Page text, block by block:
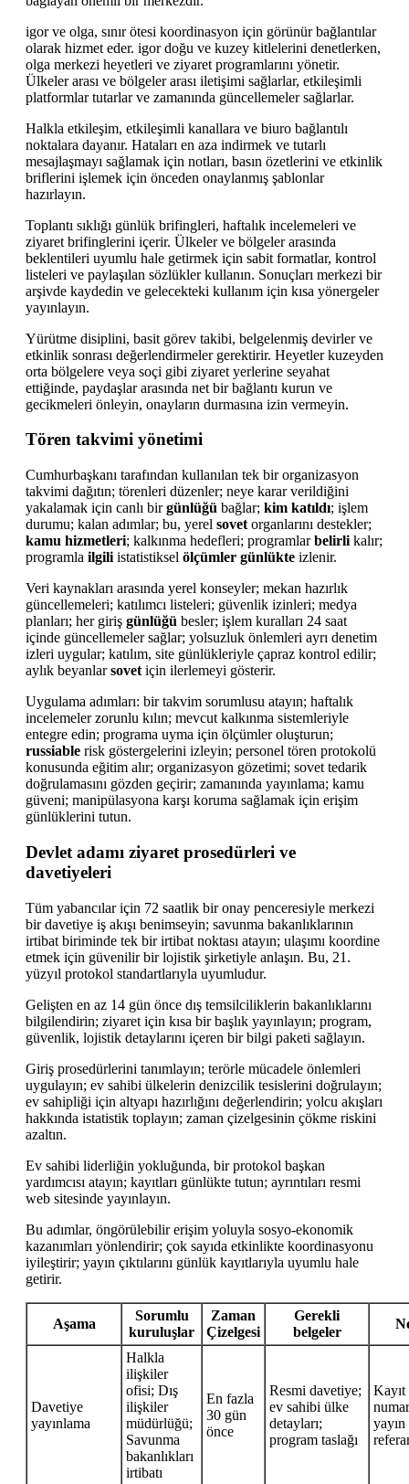
igor ve olga, sınır ötesi koordinasyon için görünür bağlantılar
olarak hizmet eder. igor doğu ve kuzey kitlelerini denetlerken,
olga merkezi heyetleri ve ziyaret programlarını yönetir.
Ülkeler arası ve bölgeler arası iletişimi sağlarlar, etkileşimli
platformlar tutarlar ve zamanında güncellemeler sağlarlar.
Halkla etkileşim, etkileşimli kanallara ve biuro bağlantılı
noktalara dayanır. Hataları en aza indirmek ve tutarlı
mesajlaşmayı sağlamak için notları, basın özetlerini ve etkinlik
briflerini işlemek için önceden onaylanmış şablonlar
hazırlayın.
Toplantı sıklığı günlük brifingleri, haftalık incelemeleri ve
ziyaret brifinglerini içerir. Ülkeler ve bölgeler arasında
beklentileri uyumlu hale getirmek için sabit formatlar, kontrol
listeleri ve paylaşılan sözlükler kullanın. Sonuçları merkezi bir
arşivde kaydedin ve gelecekteki kullanım için kısa yönergeler
yayınlayın.
Yürütme disiplini, basit görev takibi, belgelenmiş devirler ve
etkinlik sonrası değerlendirmeler gerektirir. Heyetler kuzeyden
orta bölgelere veya soçi gibi ziyaret yerlerine seyahat
ettiğinde, paydaşlar arasında net bir bağlantı kurun ve
gecikmeleri önleyin, onayların durmasına izin vermeyin.
Tören takvimi yönetimi
Cumhurbaşkanı tarafından kullanılan tek bir organizasyon
takvimi dağıtın; törenleri düzenler; neye karar verildiğini
yakalamak için canlı birgünlüğü bağlar; kim katıldı; işlem
durumu; kalan adımlar; bu, yerel sovet organlarını destekler;
kamu hizmetleri; kalkınma hedefleri; programlarbelirli kalır;
programla ilgili istatistiksel ölçümler günlükte izlenir.
Veri kaynakları arasında yerel konseyler; mekan hazırlık
güncellemeleri; katılımcı listeleri; güvenlik izinleri; medya
planları; her giriş günlüğü besler; işlem kuralları 24 saat
içinde güncellemeler sağlar; yolsuzluk önlemleri ayrı denetim
izleri uygular; katılım, site günlükleriyle çapraz kontrol edilir;
aylık beyanlarsovet için ilerlemeyi gösterir.
Uygulama adımları: bir takvim sorumlusu atayın; haftalık
incelemeler zorunlu kılın; mevcut kalkınma sistemleriyle
entegre edin; programa uyma için ölçümler oluşturun;
russiable risk göstergelerini izleyin; personel tören protokolü
konusunda eğitim alır; organizasyon gözetimi; sovet tedarik
doğrulamasını gözden geçirir; zamanında yayınlama; kamu
güveni; manipülasyona karşı koruma sağlamak için erişim
günlüklerini tutun.
Devlet adamı ziyaret prosedürleri ve
davetiyeleri
Tüm yabancılar için 72 saatlik bir onay penceresiyle merkezi
bir davetiye iş akışı benimseyin; savunma bakanlıklarının
irtibat biriminde tek bir irtibat noktası atayın; ulaşımı koordine
etmek için güvenilir bir lojistik şirketiyle anlaşın. Bu, 21.
yüzyıl protokol standartlarıyla uyumludur.
Gelişten en az 14 gün önce dış temsilciliklerin bakanlıklarını
bilgilendirin; ziyaret için kısa bir başlık yayınlayın; program,
güvenlik, lojistik detaylarını içeren bir bilgi paketi sağlayın.
Giriş prosedürlerini tanımlayın; terörle mücadele önlemleri
uygulayın; ev sahibi ülkelerin denizcilik tesislerini doğrulayın;
ev sahipliği için altyapı hazırlığını değerlendirin; yolcu akışları
hakkında istatistik toplayın; zaman çizelgesinin çökme riskini
azaltın.
Ev sahibi liderliğin yokluğunda, bir protokol başkan
yardımcısı atayın; kayıtları günlükte tutun; ayrıntıları resmi
web sitesinde yayınlayın.
Bu adımlar, öngörülebilir erişim yoluyla sosyo-ekonomik
kazanımları yönlendirir; çok sayıda etkinlikte koordinasyonu
iyileştirir; yayın çıktılarını günlük kayıtlarıyla uyumlu hale
getirir.
Aşama
Sorumlu
kuruluşlar
Zaman
Çizelgesi
Gerekli
belgeler
Davetiye
yayınlama
Halkla
ilişkiler
ofisi; Dış
ilişkiler
müdürlüğü;
Savunma
bakanlıkları
irtibatı
En fazla
30 gün
önce
Resmi davetiye;
ev sahibi ülke
detayları;
program taslağı
Kayıt
yayın